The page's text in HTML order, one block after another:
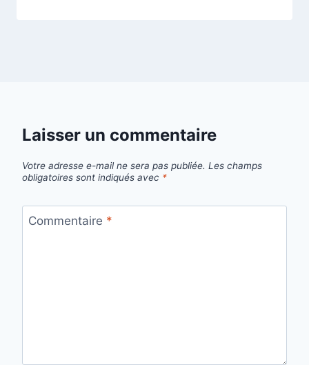
Laisser un commentaire
Votre adresse e-mail ne sera pas publiée. Les champs
obligatoires sont indiqués avec *
Commentaire *